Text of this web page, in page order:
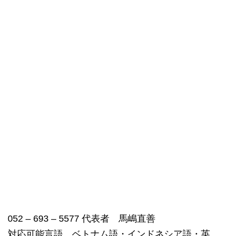
052 – 693 – 5577 代表者 馬嶋直善